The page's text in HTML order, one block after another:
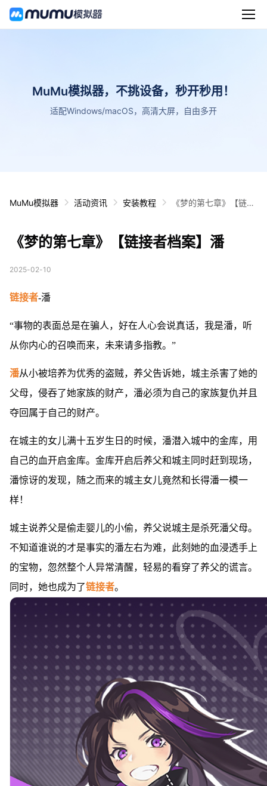
MuMu模拟器，不挑设备，秒开秒用！
适配Windows/macOS，高清大屏，自由多开
MuMu模拟器 活动资讯 安装教程
《梦的第七章》【链接
《梦的第七章》【链接者档案】潘
2025-02-10
链接者-潘
“事物的表面总是在骗人，好在人心会说真话，我是潘，听
从你内心的召唤而来，未来请多指教。”
潘从小被培养为优秀的盗贼，养父告诉她，城主杀害了她的
父母，侵吞了她家族的财产，潘必须为自己的家族复仇并且
夺回属于自己的财产。
在城主的女儿满十五岁生日的时候，潘潜入城中的金库，用
自己的血开启金库。金库开启后养父和城主同时赶到现场，
潘惊讶的发现，随之而来的城主女儿竟然和长得潘一模一
样！
城主说养父是偷走婴儿的小偷，养父说城主是杀死潘父母。
不知道谁说的才是事实的潘左右为难，此刻她的血浸透手上
的宝物，忽然整个人异常清醒，轻易的看穿了养父的谎言。
同时，她也成为了链接者。